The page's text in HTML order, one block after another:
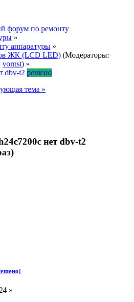
форум по ремонту
»
аппаратуры »
ЖК (LCD LED) (Модераторы:
vornst) »
dbv-t2 решено
тема »
нет dbv-t2
»